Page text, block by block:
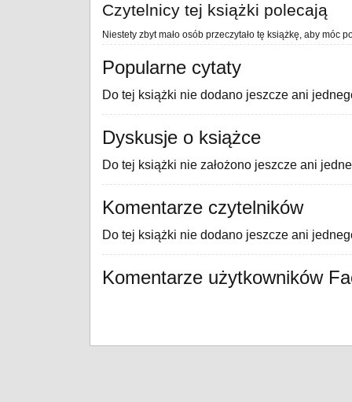
Czytelnicy tej książki polecają
Niestety zbyt mało osób przeczytało tę książkę, aby móc
Popularne cytaty
Do tej książki nie dodano jeszcze ani
Dyskusje o książce
Do tej książki nie założono jeszcze ani
Komentarze czytelników
Do tej książki nie dodano jeszcze ani
Komentarze użytkowników